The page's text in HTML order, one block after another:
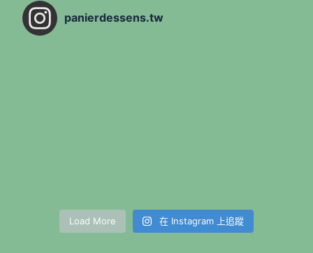
panierdessens.tw
Load More 在 Instagram 上追蹤